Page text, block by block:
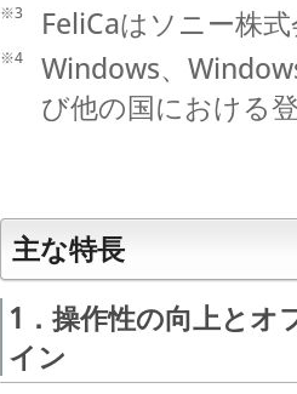
※3 FeliCaはソニー株
※4
Windows、
び他の国における
主な特長
1．操作性の向上とオ
イン